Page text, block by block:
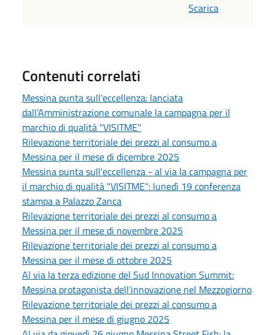
Scarica
Contenuti correlati
Messina punta sull'eccellenza: lanciata
dall'Amministrazione comunale la campagna per il
marchio di qualità "VISITME"
Rilevazione territoriale dei prezzi al consumo a
Messina per il mese di dicembre 2025
Messina punta sull'eccellenza - al via la campagna per
il marchio di qualità "VISITME": lunedì 19 conferenza
stampa a Palazzo Zanca
Rilevazione territoriale dei prezzi al consumo a
Messina per il mese di novembre 2025
Rilevazione territoriale dei prezzi al consumo a
Messina per il mese di ottobre 2025
Al via la terza edizione del Sud Innovation Summit:
Messina protagonista dell’innovazione nel Mezzogiorno
Rilevazione territoriale dei prezzi al consumo a
Messina per il mese di giugno 2025